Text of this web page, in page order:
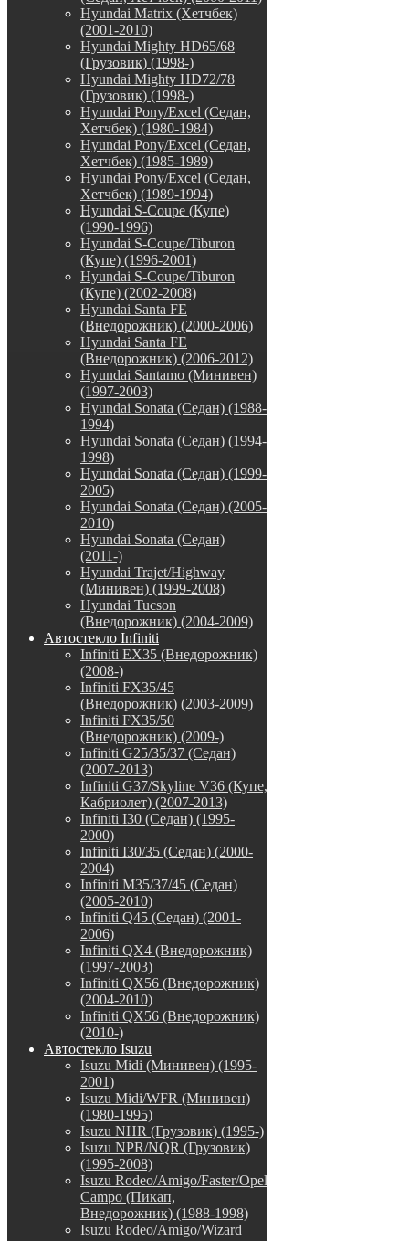
Hyundai Matrix (Хетчбек)
(2001-2010)
Hyundai Mighty HD65/68
(Грузовик) (1998-)
Hyundai Mighty HD72/78
(Грузовик) (1998-)
Hyundai Pony/Excel (Седан,
Хетчбек) (1980-1984)
Hyundai Pony/Excel (Седан,
Хетчбек) (1985-1989)
Hyundai Pony/Excel (Седан,
Хетчбек) (1989-1994)
Hyundai S-Coupe (Купе)
(1990-1996)
Hyundai S-Coupe/Tiburon
(Купе) (1996-2001)
Hyundai S-Coupe/Tiburon
(Купе) (2002-2008)
Hyundai Santa FE
(Внедорожник) (2000-2006)
Hyundai Santa FE
(Внедорожник) (2006-2012)
Hyundai Santamo (Минивен)
(1997-2003)
Hyundai Sonata (Седан) (1988-
1994)
Hyundai Sonata (Седан) (1994-
1998)
Hyundai Sonata (Седан) (1999-
2005)
Hyundai Sonata (Седан) (2005-
2010)
Hyundai Sonata (Седан)
(2011-)
Hyundai Trajet/Highway
(Минивен) (1999-2008)
Hyundai Tucson
(Внедорожник) (2004-2009)
Автостекло Infiniti
Infiniti EX35 (Внедорожник)
(2008-)
Infiniti FX35/45
(Внедорожник) (2003-2009)
Infiniti FX35/50
(Внедорожник) (2009-)
Infiniti G25/35/37 (Седан)
(2007-2013)
Infiniti G37/Skyline V36 (Купе,
Кабриолет) (2007-2013)
Infiniti I30 (Седан) (1995-
2000)
Infiniti I30/35 (Седан) (2000-
2004)
Infiniti M35/37/45 (Седан)
(2005-2010)
Infiniti Q45 (Седан) (2001-
2006)
Infiniti QX4 (Внедорожник)
(1997-2003)
Infiniti QX56 (Внедорожник)
(2004-2010)
Infiniti QX56 (Внедорожник)
(2010-)
Автостекло Isuzu
Isuzu Midi (Минивен) (1995-
2001)
Isuzu Midi/WFR (Минивен)
(1980-1995)
Isuzu NHR (Грузовик) (1995-)
Isuzu NPR/NQR (Грузовик)
(1995-2008)
Isuzu Rodeo/Amigo/Faster/Opel
Campo (Пикап,
Внедорожник) (1988-1998)
Isuzu Rodeo/Amigo/Wizard